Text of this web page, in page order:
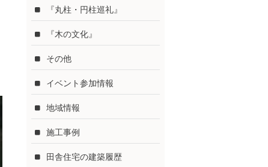
『丸柱・円柱巡礼』
『木の文化』
その他
イベント参加情報
地域情報
施工事例
田舎住宅の建築履歴